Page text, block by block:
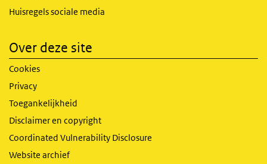
Huisregels sociale media
Over deze site
Cookies
Privacy
Toegankelijkheid
Disclaimer en copyright
Coordinated Vulnerability Disclosure
Website archief